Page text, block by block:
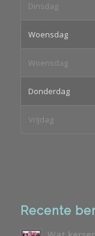
Dinsdag
Woensdag
Woensdag
Donderdag
Vrijdag
Recente